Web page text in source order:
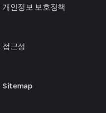
개인정보 보호정책
접근성
Sitemap